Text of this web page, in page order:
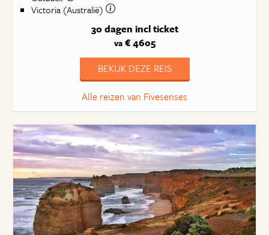
Victoria (Australië)
30 dagen incl ticket
va€ 4605
BEKIJK DEZE REIS
Alle reizen van Fivesenses